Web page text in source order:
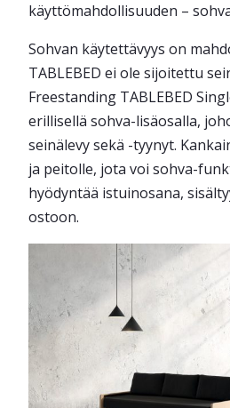
käyttömahdollisuuden –
Sohvan käytettävyys on
TABLEBED ei ole sijoitettu
Freestanding TABLEBED
erillisellä sohva-lisäosalla,
seinälevy sekä -tyynyt.
ja peitolle, jota voi sohva-
hyödyntää istuinosana,
ostoon.